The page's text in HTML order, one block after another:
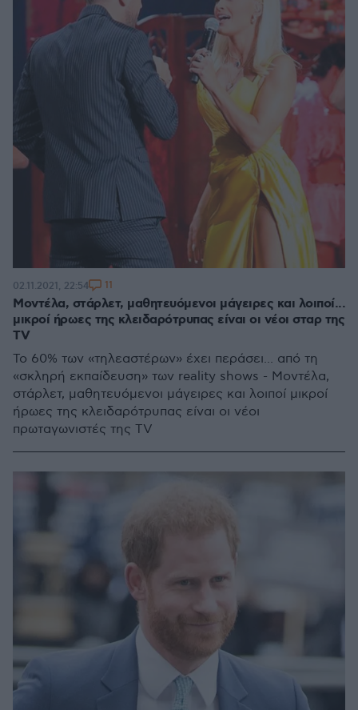
Μοντέλα, στάρλετ, μαθητευόμενοι μάγειρες και λοιποί...
μικροί ήρωες της κλειδαρότρυπας είναι οι νέοι σταρ της
TV
Το 60% των «τηλεαστέρων» έχει περάσει... από τη
«σκληρή εκπαίδευση» των reality shows - Μοντέλα,
στάρλετ, μαθητευόμενοι μάγειρες και λοιποί μικροί
ήρωες της κλειδαρότρυπας είναι οι νέοι
πρωταγωνιστές της TV
02.11.2021, 22:54 11